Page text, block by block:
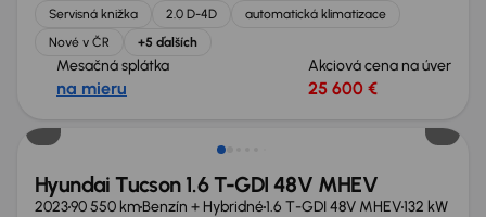
Servisná knižka 2.0 D-4D
automatická klimatizace
Nové v ČR
+5 ďalších
Mesačná splátka
na mieru
Akciová cena na úver
25 600 €
Možnosť odpočtu DPH
Hyundai Tucson 1.6 T-GDI 48V MHEV
202390 550 kmBenzín + Hybridné1.6 T-GDI 48V MHEV132 kW